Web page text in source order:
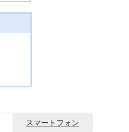
スマートフォン